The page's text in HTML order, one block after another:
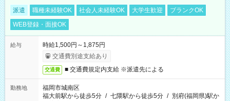
派遣 職種未経験OK 社会人未経験OK 大学生歓迎
ブランクOK
WEB登録・面接OK
給与
時給1,500円～1,875円
交通費別途支給あり
交通費 ■ 交通費規定内支給 ※派遣先による
勤務地
福岡市城南区
福大前駅から徒歩5分 / 七隈駅から徒歩5分 / 別府(福岡県)駅か